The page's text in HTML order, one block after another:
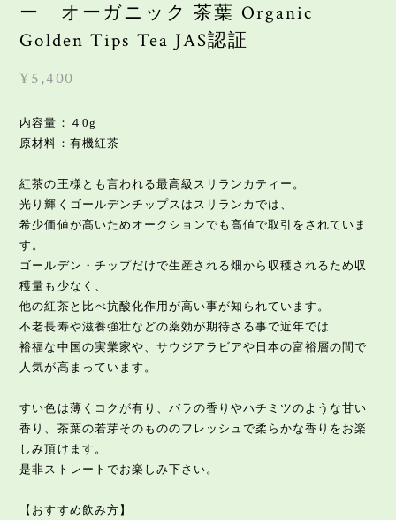
ー オーガニック 茶葉 Organic
Golden Tips Tea JAS認証
¥5,400
内容量：４0g
原材料：有機紅茶
紅茶の王様とも言われる最高級スリランカティー。
光り輝くゴールデンチップスはスリランカでは、
希少価値が高いためオークションでも高値で取引をされていま
す。
ゴールデン・チップだけで生産される畑から収穫されるため収
穫量も少なく、
他の紅茶と比べ抗酸化作用が高い事が知られています。
不老長寿や滋養強壮などの薬効が期待さる事で近年では
裕福な中国の実業家や、サウジアラビアや日本の富裕層の間で
人気が高まっています。
すい色は薄くコクが有り、バラの香りやハチミツのような甘い
香り、茶葉の若芽そのもののフレッシュで柔らかな香りをお楽
しみ頂けます。
是非ストレートでお楽しみ下さい。
【おすすめ飲み方】